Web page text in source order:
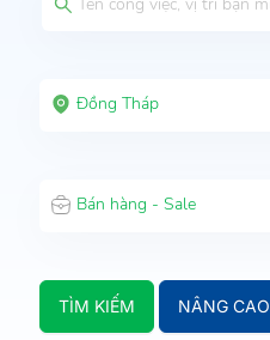
Đồng Tháp
Bán hàng - Sale
TÌM KIẾM NÂNG CAO